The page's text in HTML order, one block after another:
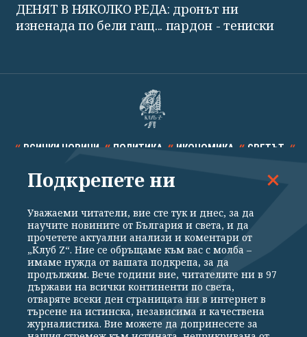
ДЕНЯТ В НЯКОЛКО РЕДА: дронът ни
изненада по бели гащ... пардон - тениски
ВСИЧКИ НОВИНИ ПОЛИТИКА ИКОНОМИКА СВЕТЪТ
СПОРТ КУЛТУРА ТЕХНОЛОГИИ КАЛЕЙДОСКОП
Общи условия
Политика за поверителност
Реклама
Партньори Контакти
За Клуб Z
Екип
Подкрепете ни
Подкрепете ни
Уважаеми читатели, вие сте тук и днес, за да
научите новините от България и света, и да
прочетете актуални анализи и коментари от
„Клуб Z“. Ние се обръщаме към вас с молба –
имаме нужда от вашата подкрепа, за да
продължим. Вече години вие, читателите ни в 97
държави на всички континенти по света,
отваряте всеки ден страницата ни в интернет в
търсене на истинска, независима и качествена
журналистика. Вие можете да допринесете за